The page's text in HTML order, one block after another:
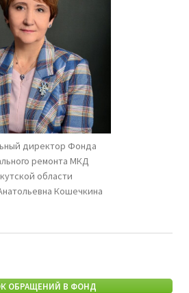
директор Фонда
ремонта МКД
области
Кошечкина
ОБРАЩЕНИЙ В ФОНД